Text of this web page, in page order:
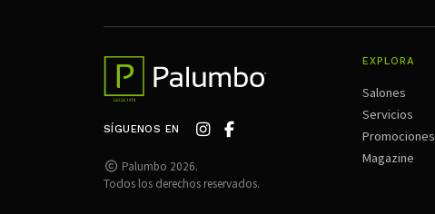
SÍGUENOS EN
Palumbo 2026.
Todos los derechos reservados.
EXPLORA
Salones
Servicios
Promociones
Magazine